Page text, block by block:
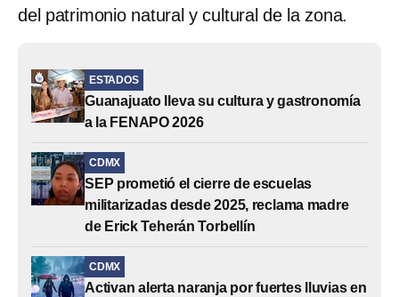
del patrimonio natural y cultural de la zona.
ESTADOS
Guanajuato lleva su cultura y gastronomía
a la FENAPO 2026
CDMX
SEP prometió el cierre de escuelas
militarizadas desde 2025, reclama madre
de Erick Teherán Torbellín
CDMX
Activan alerta naranja por fuertes lluvias en